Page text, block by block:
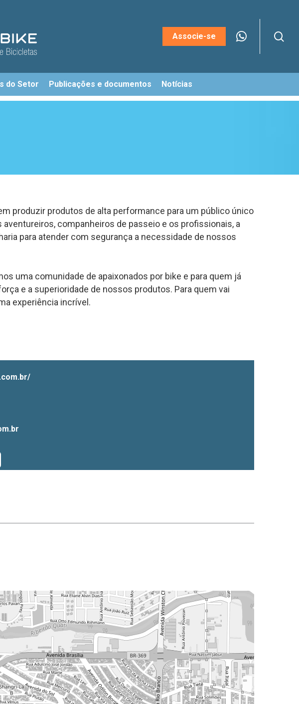
Associe-se
do Setor Publicações e documentos Notícias
produzir produtos de alta performance para um público único
aventureiros, companheiros de passeio e os profissionais, a
para atender com segurança a necessidade de nossos
uma comunidade de apaixonados por bike e para quem já
e a superioridade de nossos produtos. Para quem vai
experiência incrível.